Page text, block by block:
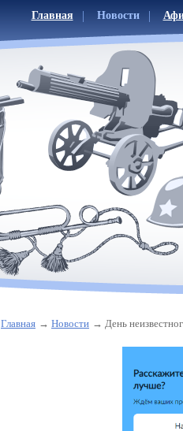
Главная Новости
Главная Новости День